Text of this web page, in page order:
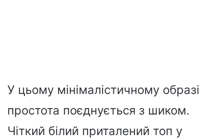
У цьому мінімалістичному образі
простота поєднується з шиком.
Чіткий білий приталений топ у